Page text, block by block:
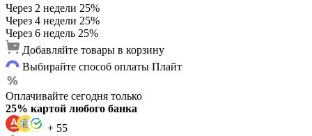
Через 2 недели 25%
Через 4 недели 25%
Через 6 недель 25%
Добавляйте товары в корзину
Выбирайте способ оплаты Плайт
Оплачивайте сегодня только
25% картой любого банка
+ 55